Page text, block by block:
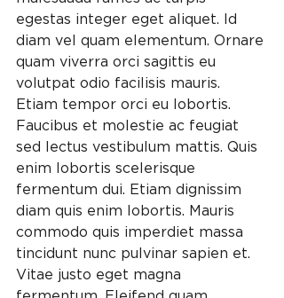
egestas integer eget aliquet. Id
diam vel quam elementum. Ornare
quam viverra orci sagittis eu
volutpat odio facilisis mauris.
Etiam tempor orci eu lobortis.
Faucibus et molestie ac feugiat
sed lectus vestibulum mattis. Quis
enim lobortis scelerisque
fermentum dui. Etiam dignissim
diam quis enim lobortis. Mauris
commodo quis imperdiet massa
tincidunt nunc pulvinar sapien et.
Vitae justo eget magna